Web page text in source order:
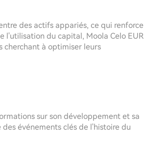
des actifs appariés, ce qui renforce
l'utilisation du capital, Moola Celo EUR
cherchant à optimiser leurs
sur son développement et sa
événements clés de l'histoire du